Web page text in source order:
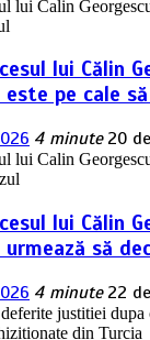
lui Călin
pe cale
4 minute 20
lui Călin
să
4 minute 22